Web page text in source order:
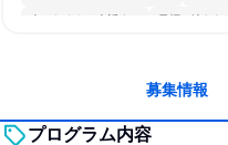
人とたくさん会話する 目標に追われ
募集情報
プログラム内容